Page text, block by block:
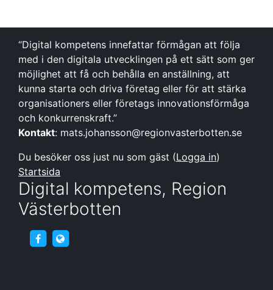
“Digital kompetens innefattar förmågan att följa
med i den digitala utvecklingen på ett sätt som ger
möjlighet att få och behålla en anställning, att
kunna starta och driva företag eller för att stärka
organisationers eller företags innovationsförmåga
och konkurrenskraft.”
Kontakt: mats.johansson@regionvasterbotten.se
Du besöker oss just nu som gäst (Logga in)
Startsida
Digital kompetens, Region
Västerbotten
https://www.facebook.com/Digitalavasterbotten